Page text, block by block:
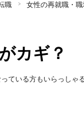
職 女性の再就職・
カギ？
ている方もいらっしゃ